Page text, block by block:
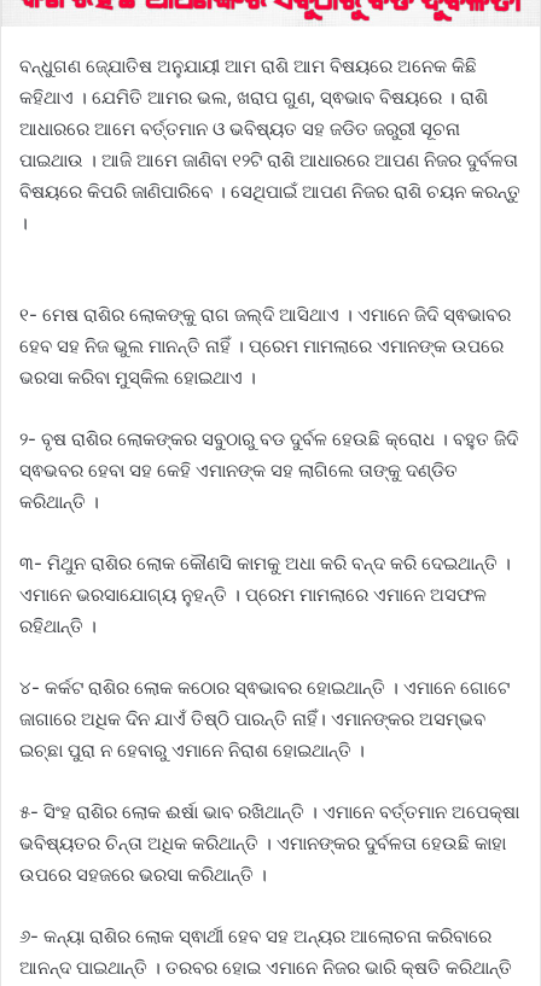
ବନ୍ଧୁଗଣ ଜ୍ଯୋତିଷ ଅନୁଯାୟୀ ଆମ ରାଶି ଆମ ବିଷୟରେ ଅନେକ କିଛି
କହିଥାଏ । ଯେମିତି ଆମର ଭଲ, ଖରାପ ଗୁଣ, ସ୍ଵଭାବ ବିଷୟରେ । ରାଶି
ଆଧାରରେ ଆମେ ବର୍ତ୍ତମାନ ଓ ଭବିଷ୍ୟତ ସହ ଜଡିତ ଜରୁରୀ ସୂଚନା
ପାଇଥାଉ । ଆଜି ଆମେ ଜାଣିବା ୧୨ଟି ରାଶି ଆଧାରରେ ଆପଣ ନିଜର ଦୁର୍ବଳତା
ବିଷୟରେ କିପରି ଜାଣିପାରିବେ । ସେଥିପାଇଁ ଆପଣ ନିଜର ରାଶି ଚୟନ କରନ୍ତୁ
।
୧- ମେଷ ରାଶିର ଲୋକଙ୍କୁ ରାଗ ଜଲ୍ଦି ଆସିଥାଏ । ଏମାନେ ଜିଦି ସ୍ଵଭାବର
ହେବ ସହ ନିଜ ଭୁଲ ମାନନ୍ତି ନାହିଁ । ପ୍ରେମ ମାମଲାରେ ଏମାନଙ୍କ ଉପରେ
ଭରସା କରିବା ମୁସ୍କିଲ ହୋଇଥାଏ ।
୨- ବୃଷ ରାଶିର ଲୋକଙ୍କର ସବୁଠାରୁ ବଡ ଦୁର୍ବଳ ହେଉଛି କ୍ରୋଧ । ବହୁତ ଜିଦି
ସ୍ଵଭବର ହେବା ସହ କେହି ଏମାନଙ୍କ ସହ ଲାଗିଲେ ତାଙ୍କୁ ଦଣ୍ଡିତ
କରିଥାନ୍ତି ।
୩- ମିଥୁନ ରାଶିର ଲୋକ କୌଣସି କାମକୁ ଅଧା କରି ବନ୍ଦ କରି ଦେଇଥାନ୍ତି ।
ଏମାନେ ଭରସାଯୋଗ୍ୟ ନୁହନ୍ତି । ପ୍ରେମ ମାମଲାରେ ଏମାନେ ଅସଫଳ
ରହିଥାନ୍ତି ।
୪- କର୍କଟ ରାଶିର ଲୋକ କଠୋର ସ୍ଵଭାବର ହୋଇଥାନ୍ତି । ଏମାନେ ଗୋଟେ
ଜାଗାରେ ଅଧିକ ଦିନ ଯାଏଁ ତିଷ୍ଠି ପାରନ୍ତି ନାହିଁ। ଏମାନଙ୍କର ଅସମ୍ଭବ
ଇଚ୍ଛା ପୁରା ନ ହେବାରୁ ଏମାନେ ନିରାଶ ହୋଇଥାନ୍ତି ।
୫- ସିଂହ ରାଶିର ଲୋକ ଈର୍ଷା ଭାବ ରଖିଥାନ୍ତି । ଏମାନେ ବର୍ତ୍ତମାନ ଅପେକ୍ଷା
ଭବିଷ୍ୟତର ଚିନ୍ତା ଅଧିକ କରିଥାନ୍ତି । ଏମାନଙ୍କର ଦୁର୍ବଳତା ହେଉଛି କାହା
ଉପରେ ସହଜରେ ଭରସା କରିଥାନ୍ତି ।
୬- କନ୍ୟା ରାଶିର ଲୋକ ସ୍ଵାର୍ଥୀ ହେବ ସହ ଅନ୍ୟର ଆଲୋଚନା କରିବାରେ
ଆନନ୍ଦ ପାଇଥାନ୍ତି । ତରବର ହୋଇ ଏମାନେ ନିଜର ଭାରି କ୍ଷତି କରିଥାନ୍ତି